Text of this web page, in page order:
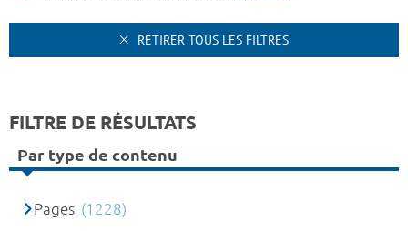
RETIRER TOUS LES FILTRES
FILTRE DE RÉSULTATS
Par type de contenu
Pages (1228)